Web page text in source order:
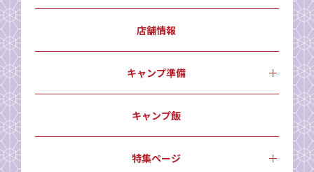
店舗情報
キャンプ準備
キャンプ飯
特集ページ